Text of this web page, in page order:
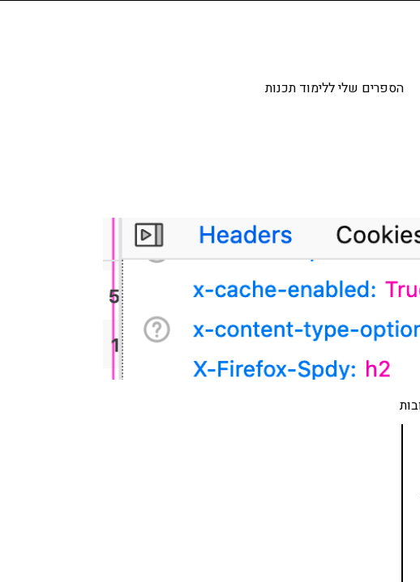
הספרים שלי ללימוד תכנות